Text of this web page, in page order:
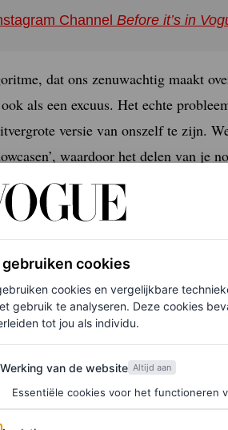
Channel Before it’s in
dat ons zenuwachtig maakt
als een excuus. Het echte
versie van onszelf te zijn.
waardoor het delen van je
gezien. “Meestal lijkt het
vriend, ik wilde hem zijn’
cookies
cookies en vergelijkbare
gebruik te analyseren. Deze cookies
tot jou als individu.
van de website
Werking van de website Altijd aan
Essentiële cookies voor het functioneren